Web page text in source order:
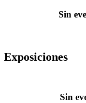
Sin
Exposiciones
Sin